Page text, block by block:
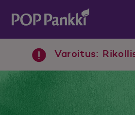
POP Pankki, etusivulle
Varoitus: